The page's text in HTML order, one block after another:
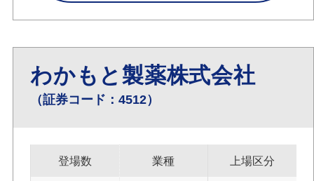
わかもと製薬株式会社
（証券コード：4512）
登場数 業種 上場区分